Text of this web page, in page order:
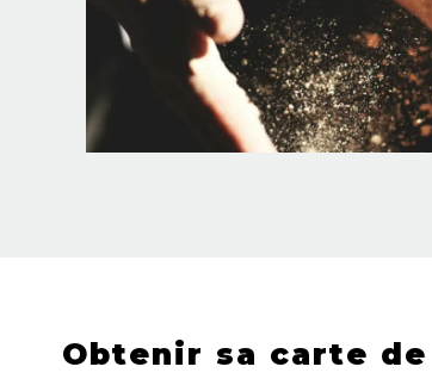
Obtenir sa carte